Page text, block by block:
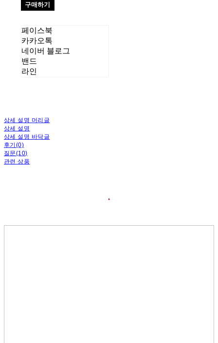
구매하기
페이스북
카카오톡
네이버 블로그
밴드
라인
상세 설명 머리글
상세 설명
상세 설명 바닥글
후기(0)
질문(10)
관련 상품
❛